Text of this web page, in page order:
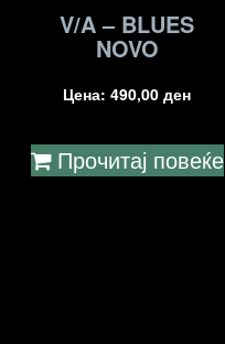
V/A – BLUES
NOVO
Цена:490,00ден
Прочитај повеќе